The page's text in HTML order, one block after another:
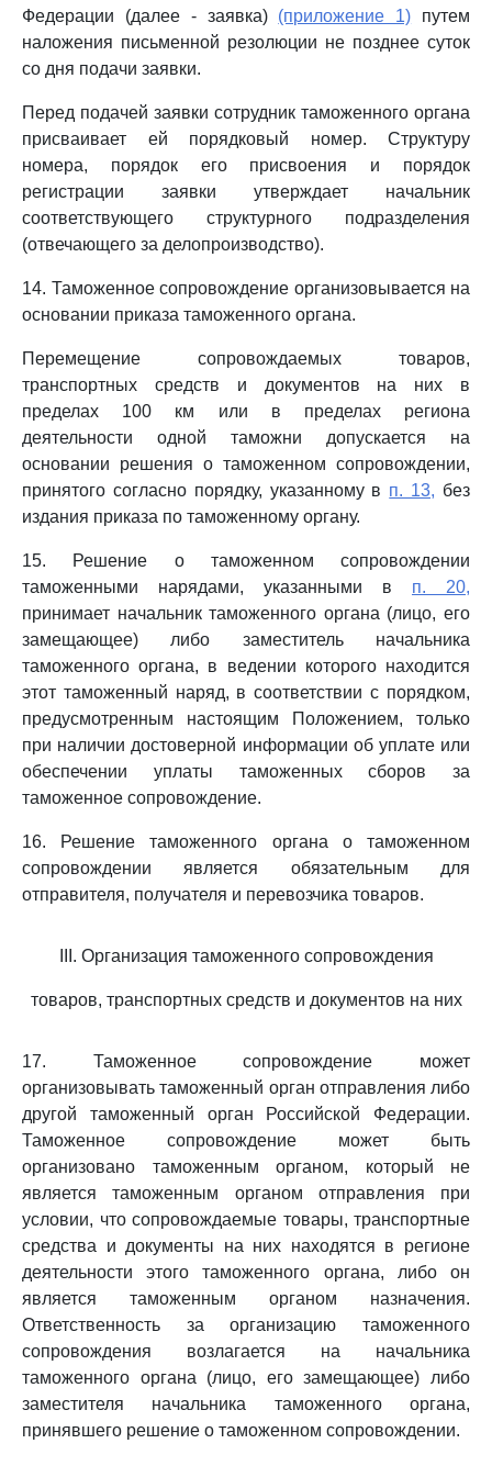
Федерации (далее - заявка) (приложение 1) путем
наложения письменной резолюции не позднее суток
со дня подачи заявки.
Перед подачей заявки сотрудник таможенного органа
присваивает ей порядковый номер. Структуру
номера, порядок его присвоения и порядок
регистрации заявки утверждает начальник
соответствующего структурного подразделения
(отвечающего за делопроизводство).
14. Таможенное сопровождение организовывается на
основании приказа таможенного органа.
Перемещение сопровождаемых товаров,
транспортных средств и документов на них в
пределах 100 км или в пределах региона
деятельности одной таможни допускается на
основании решения о таможенном сопровождении,
принятого согласно порядку, указанному в п. 13, без
издания приказа по таможенному органу.
15. Решение о таможенном сопровождении
таможенными нарядами, указанными в п. 20,
принимает начальник таможенного органа (лицо, его
замещающее) либо заместитель начальника
таможенного органа, в ведении которого находится
этот таможенный наряд, в соответствии с порядком,
предусмотренным настоящим Положением, только
при наличии достоверной информации об уплате или
обеспечении уплаты таможенных сборов за
таможенное сопровождение.
16. Решение таможенного органа о таможенном
сопровождении является обязательным для
отправителя, получателя и перевозчика товаров.
III. Организация таможенного сопровождения
товаров, транспортных средств и документов на них
17. Таможенное сопровождение может
организовывать таможенный орган отправления либо
другой таможенный орган Российской Федерации.
Таможенное сопровождение может быть
организовано таможенным органом, который не
является таможенным органом отправления при
условии, что сопровождаемые товары, транспортные
средства и документы на них находятся в регионе
деятельности этого таможенного органа, либо он
является таможенным органом назначения.
Ответственность за организацию таможенного
сопровождения возлагается на начальника
таможенного органа (лицо, его замещающее) либо
заместителя начальника таможенного органа,
принявшего решение о таможенном сопровождении.